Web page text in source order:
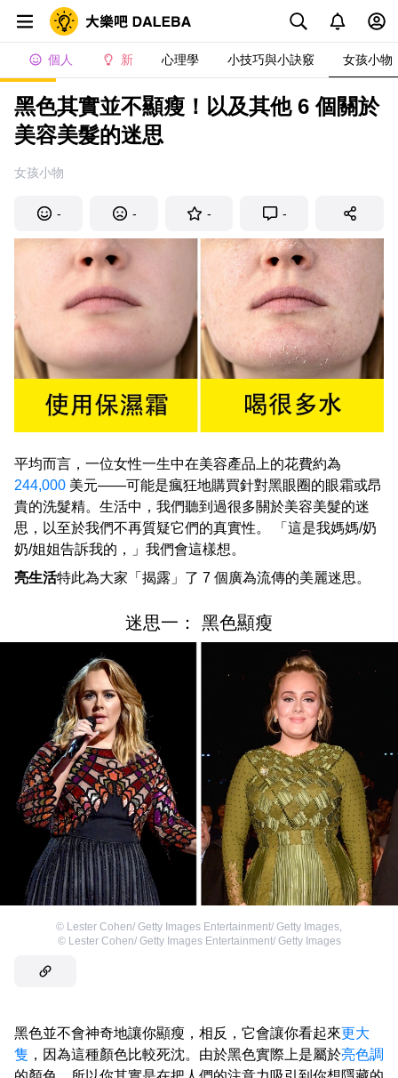
個人 新 心理學 小技巧與小訣竅 女孩小物
黑色其實並不顯瘦！以及其他 6 個關於
美容美髮的迷思
女孩小物
- - - -
平均而言，一位女性一生中在美容產品上的花費約為
244,000 美元——可能是瘋狂地購買針對黑眼圈的眼霜或昂
貴的洗髮精。生活中，我們聽到過很多關於美容美髮的迷
思，以至於我們不再質疑它們的真實性。 「這是我媽媽/奶
奶/姐姐告訴我的，」我們會這樣想。
亮生活特此為大家「揭露」了 7 個廣為流傳的美麗迷思。
迷思一： 黑色顯瘦
© Lester Cohen/ Getty Images Entertainment/ Getty Images
© Lester Cohen/ Getty Images Entertainment/ Getty Images
黑色並不會神奇地讓你顯瘦，相反，它會讓你看起來更大
隻 ，因為這種顏色比較死沈。由於黑色實際上是屬於亮色調